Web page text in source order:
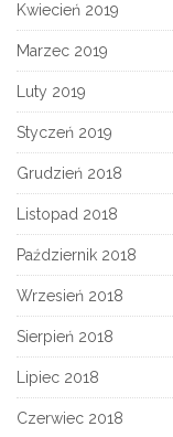
Kwiecień 2019
Marzec 2019
Luty 2019
Styczeń 2019
Grudzień 2018
Listopad 2018
Październik 2018
Wrzesień 2018
Sierpień 2018
Lipiec 2018
Czerwiec 2018